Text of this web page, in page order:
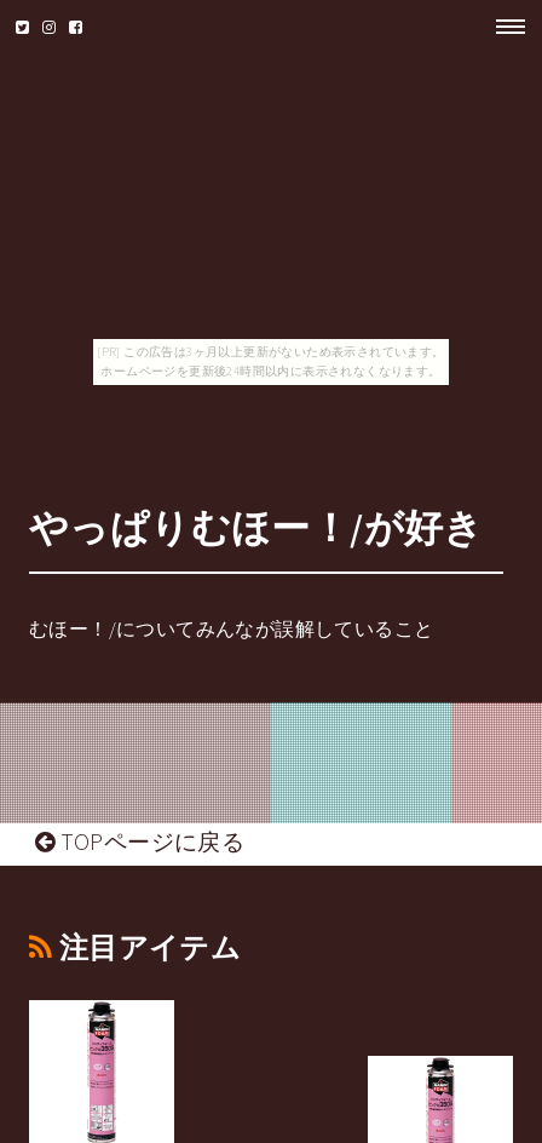
[PR] この広告は3ヶ月以上更新がないため表示されています。
ホームページを更新後24時間以内に表示されなくなります。
やっぱりむほー！/が好き
むほー！/についてみんなが誤解していること
TOPページに戻る
注目アイテム